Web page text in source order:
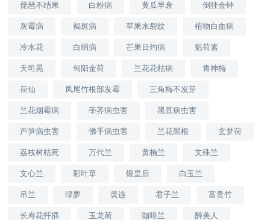
琵琶不结果 白粉病 黄瓜早衰 倒挂金钟
灰霉病 褐斑病 苹果水裂纹 植物白血病
冷水花 白绢病 芒果日灼病 魁荷素
天司晃 甸阳金荷 兰花花枯病 青神梅
荷仙 凤尾竹根部发霉 三角梅不发芽
兰花烟霉病 荸荠病虫害 黑豆病虫害
芦笋病虫害 佛手病虫害 兰花黑根 玄梦荷
荔枝树枯死 万代兰 黄桷兰 文殊兰
文心兰 彩叶草 银皇后 白玉兰
吊兰 绿萝 黄连 君子兰 富贵竹
长寿花扦插 玉龙荷 咖啡兰 醉美人